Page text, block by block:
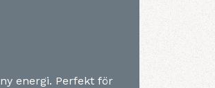
energi. Perfekt för